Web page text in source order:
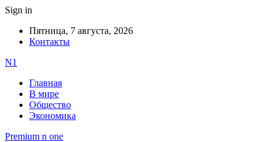
Sign in
Пятница, 7 августа, 2026
Контакты
N1
Главная
В мире
Общество
Экономика
Premium n one